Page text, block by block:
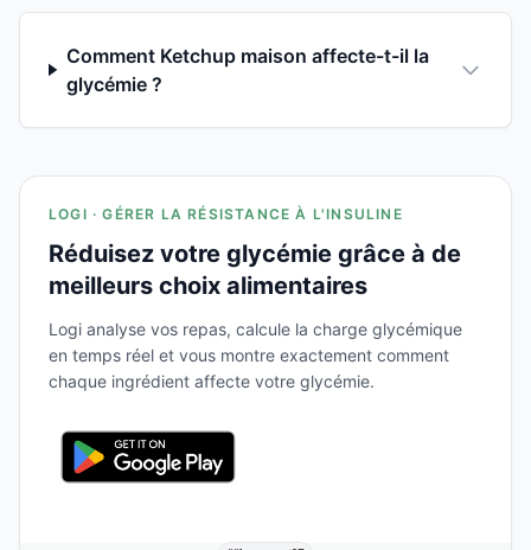
Comment Ketchup maison affecte-t-il la
glycémie ?
LOGI · GÉRER LA RÉSISTANCE À L'INSULINE
Réduisez votre glycémie grâce à de
meilleurs choix alimentaires
Logi analyse vos repas, calcule la charge glycémique
en temps réel et vous montre exactement comment
chaque ingrédient affecte votre glycémie.